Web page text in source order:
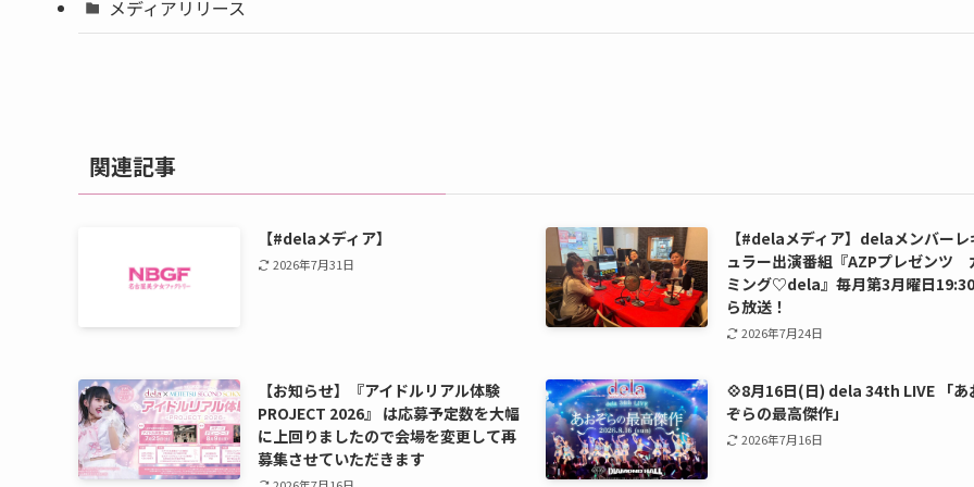
メディアリリース
関連記事
【#delaメディア】
2026年7月31日
【#delaメディア】delaメンバーレ
ュラー出演番組『AZPプレゼンツ
ミング♡dela』毎月第3月曜日
ら放送！
2026年7月24日
【お知らせ】『アイドルリアル体験
PROJECT 2026』 は応募予定数を大幅
に上回りましたので会場を変更して再
募集させていただきます
💠8月16日(日) dela 34th LIVE 「あ
ぞらの最高傑作」
2026年7月16日